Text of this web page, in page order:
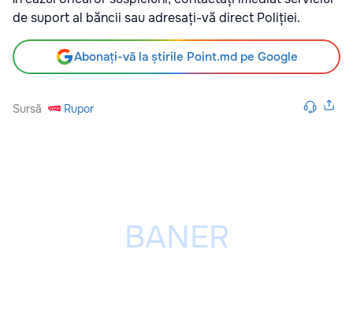
de suport al băncii sau adresați-vă direct Poliției.
Abonați-vă la știrile Point.md pe Google
Sursă Rupor